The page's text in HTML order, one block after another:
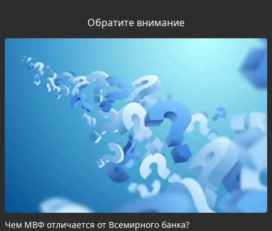
Обратите внимание
Чем МВФ отличается от Всемирного банка?